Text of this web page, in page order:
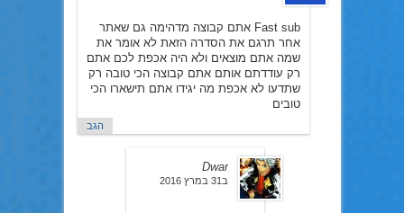
Fast sub אתם קבוצה מדהימה גם שאתר
אחר תרגם את הסדרה הזאת לא אומר את
שמה אתם מוצאים ולא היה אכפת לכם אתם
רק עודדתם אותם אתם קבוצה הכי טובה רק
שתדעו לא אכפת מה יגידו אתם תישארו הכי
טובים
הגב
Dwar
ב31 במרץ 2016